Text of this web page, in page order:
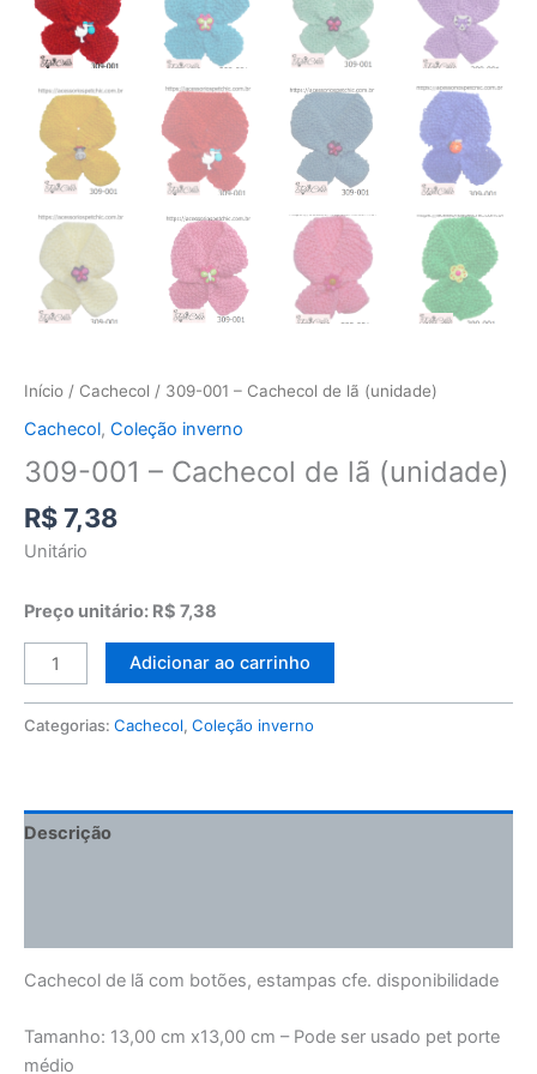
Início / Cachecol / 309-001 – Cachecol de lã (unidade)
Cachecol, Coleção inverno
309-001 – Cachecol de lã (unidade)
R$7,38
Unitário
Preço unitário: R$ 7,38
Adicionar ao carrinho
Categorias: Cachecol, Coleção inverno
Descrição
Cachecol de lã com botões, estampas cfe. disponibilidade
Tamanho: 13,00 cm x13,00 cm – Pode ser usado pet porte
médio